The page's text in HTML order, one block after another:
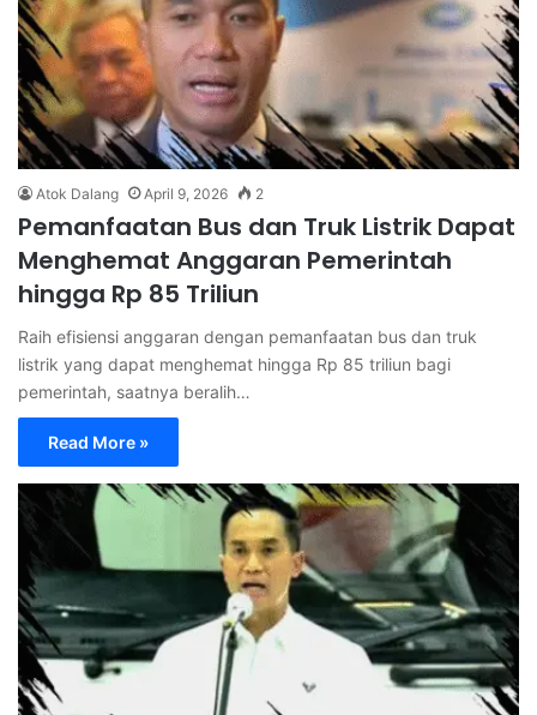
Atok Dalang April 9, 2026 2
Pemanfaatan Bus dan Truk Listrik Dapat
Menghemat Anggaran Pemerintah
hingga Rp 85 Triliun
Raih efisiensi anggaran dengan pemanfaatan bus dan truk
listrik yang dapat menghemat hingga Rp 85 triliun bagi
pemerintah, saatnya beralih…
Read More »